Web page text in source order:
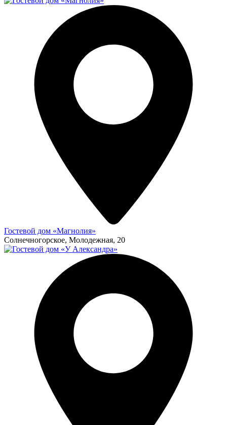
Гостевой дом «Магнолия»
Солнечногорское, Молодежная, 20